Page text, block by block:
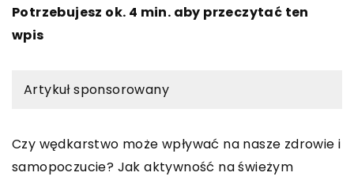
Potrzebujesz ok. 4 min. aby przeczytać ten
wpis
Artykuł sponsorowany
Czy wędkarstwo może wpływać na nasze zdrowie i
samopoczucie? Jak aktywność na świeżym